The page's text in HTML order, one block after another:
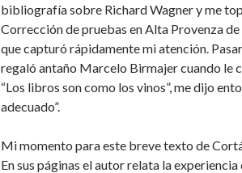
bibliografía sobre Richard Wagner y me
Corrección de pruebas en Alta Provenza
que capturó rápidamente mi atención.
regaló antaño Marcelo Birmajer cuando le
“Los libros son como los vinos”, me dijo
adecuado”.
Mi momento para este breve texto de
En sus páginas el autor relata la